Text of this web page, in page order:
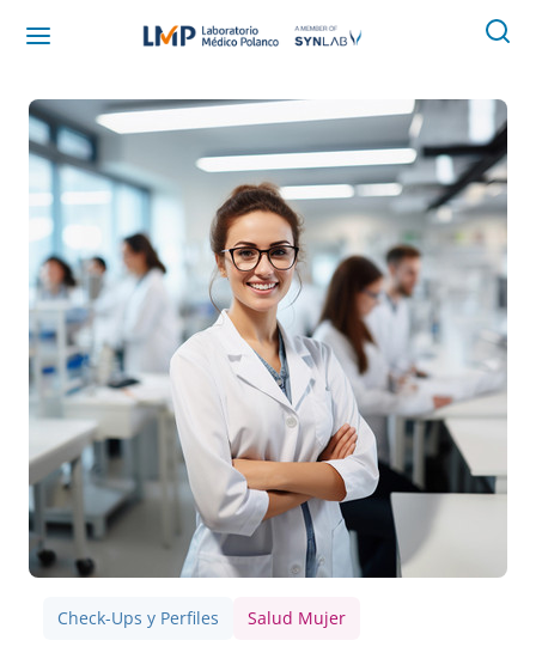
Check-Ups y Perfiles Salud Mujer